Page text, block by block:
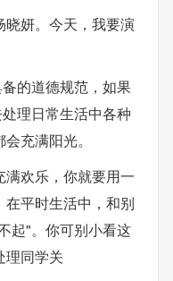
晓妍。今天，我要演
的道德规范，如果
理日常生活中各种
充满阳光。
欢乐，你就要用一
平时生活中，和别
起"。你可别小看这
理同学关